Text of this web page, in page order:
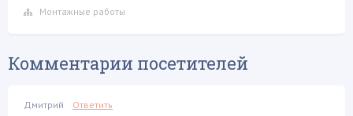
Монтажные работы
Комментарии посетителей
Дмитрий Ответить